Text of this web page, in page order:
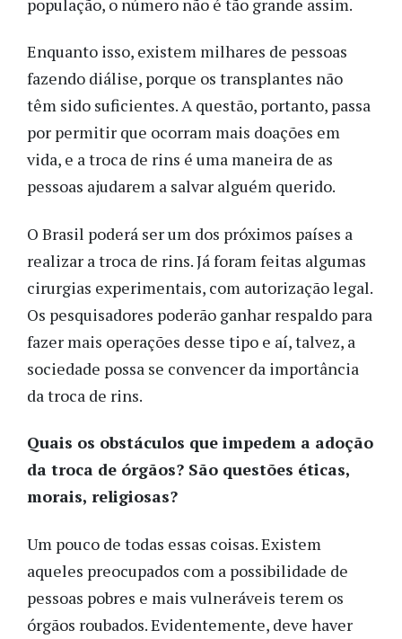
população, o número não é tão grande assim.
Enquanto isso, existem milhares de pessoas
fazendo diálise, porque os transplantes não
têm sido suficientes. A questão, portanto, passa
por permitir que ocorram mais doações em
vida, e a troca de rins é uma maneira de as
pessoas ajudarem a salvar alguém querido.
O Brasil poderá ser um dos próximos países a
realizar a troca de rins. Já foram feitas algumas
cirurgias experimentais, com autorização legal.
Os pesquisadores poderão ganhar respaldo para
fazer mais operações desse tipo e aí, talvez, a
sociedade possa se convencer da importância
da troca de rins.
Quais os obstáculos que impedem a adoção
da troca de órgãos? São questões éticas,
morais, religiosas?
Um pouco de todas essas coisas. Existem
aqueles preocupados com a possibilidade de
pessoas pobres e mais vulneráveis terem os
órgãos roubados. Evidentemente, deve haver